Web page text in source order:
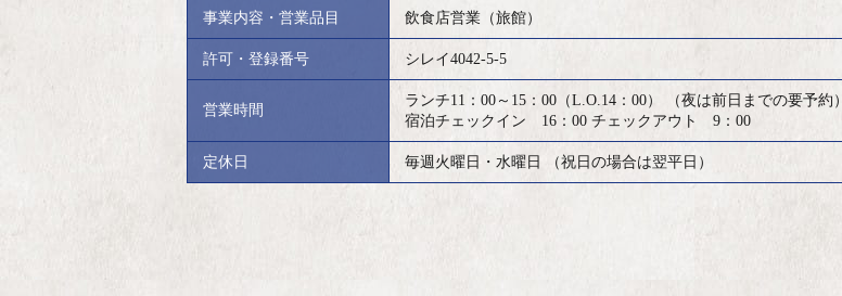
事業内容・営業品目 飲食店営業（旅館）
許可・登録番号 シレイ4042-5-5
営業時間
ランチ11：00～15：00（L.O.14：00）
（夜は前日までの要予約）
宿泊チェックイン 16：00 チェックアウト 9：00
定休日 毎週火曜日・水曜日 （祝日の場合は翌平日）